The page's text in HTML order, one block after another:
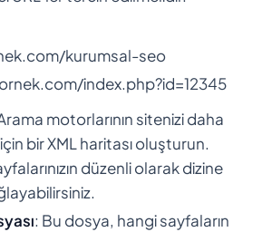
kurumsal-seo
index.php?id=12345
motorlarının sitenizi daha
bir XML haritası oluşturun.
düzenli olarak dizine
: Bu dosya, hangi sayfaların